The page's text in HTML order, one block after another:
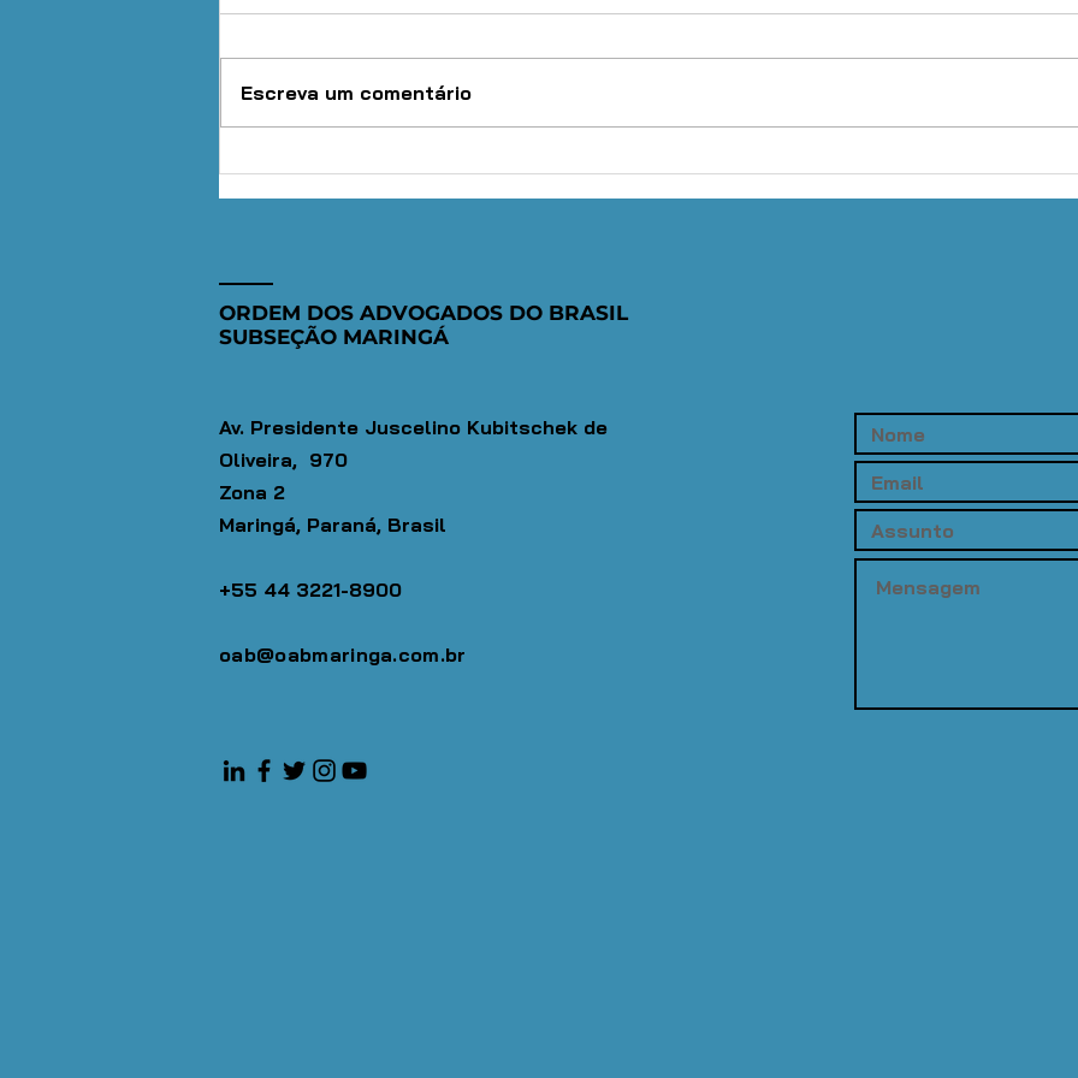
OAB Maringá
mobiliza mais
deve levar
orientação
jurídica
Atenção,
advocacia:
Escreva um comentário
ORDEM DOS ADVOGADOS DO BRASIL
SUBSEÇÃO MARINGÁ
Av. Presidente Juscelino Kubitschek de
Oliveira, 970
Zona 2
Maringá, Paraná, Brasil
+55 44 3221-8900
oab@oabmaringa.com.br